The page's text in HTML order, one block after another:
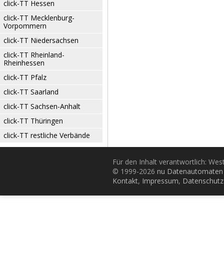
click-TT Hessen
click-TT Mecklenburg-
Vorpommern
click-TT Niedersachsen
click-TT Rheinland-
Rheinhessen
click-TT Pfalz
click-TT Saarland
click-TT Sachsen-Anhalt
click-TT Thüringen
click-TT restliche Verbände
Für den Inhalt verantwortlich:
© 1999-2026 nu
Kontakt, Impressum, Datenschutz